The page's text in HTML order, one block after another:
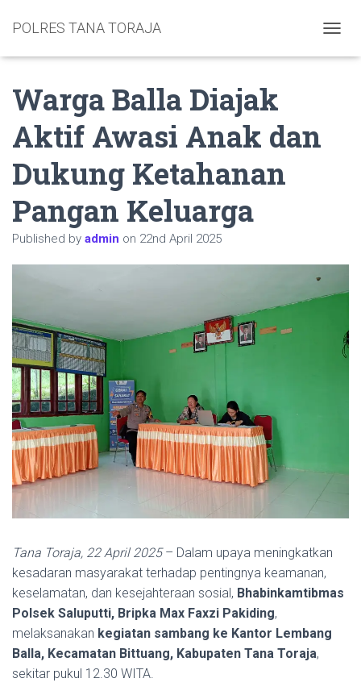
POLRES TANA TORAJA
Warga Balla Diajak
Aktif Awasi Anak dan
Dukung Ketahanan
Pangan Keluarga
Published by admin on 22nd April 2025
Tana Toraja, 22 April 2025– Dalam upaya meningkatkan
kesadaran masyarakat terhadap pentingnya keamanan,
keselamatan, dan kesejahteraan sosial, Bhabinkamtibmas
Polsek Saluputti, Bripka Max Faxzi Pakiding,
melaksanakan kegiatan sambang ke Kantor Lembang
Balla, Kecamatan Bittuang, Kabupaten Tana Toraja,
sekitar pukul 12.30 WITA.